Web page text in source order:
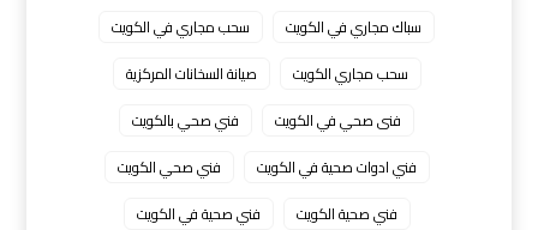
سباك مجاري في الكويت
سحب مجاري في الكويت
سحب مجاري الكويت
صيانة السخانات المركزية
فنى صحي في الكويت
فني صحي بالكويت
فني ادوات صحية في الكويت
فني صحي الكويت
فني صحية الكويت
فني صحية في الكويت